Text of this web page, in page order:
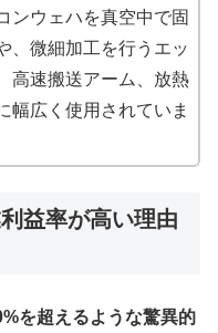
ンウェハを真空中で固
、微細加工を行うエッ
高速搬送アーム、放熱
幅広く使用されていま
益率が高い理由
を超えるような驚異的